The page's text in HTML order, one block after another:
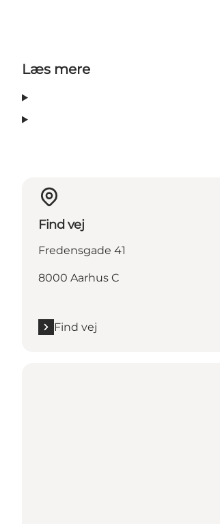
Læs mere
Find vej
Fredensgade 41
8000 Aarhus C
Find vej